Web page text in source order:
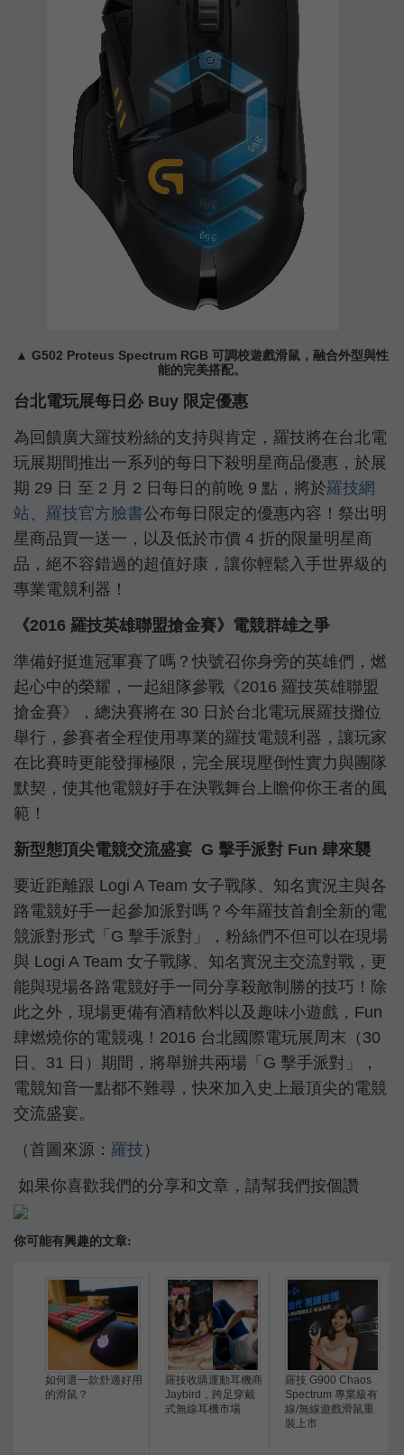
▲ G502 Proteus Spectrum RGB 可調校遊戲滑鼠，融合外型與性
能的完美搭配。
台北電玩展每日必 Buy 限定優惠
為回饋廣大羅技粉絲的支持與肯定，羅技將在台北電
玩展期間推出一系列的每日下殺明星商品優惠，於展
期 29 日 至 2 月 2 日每日的前晚 9 點，將於羅技網
站
羅技官方臉書公布每日限定的優惠內容！祭出明
星商品買一送一，以及低於市價 4 折的限量明星商
品，絕不容錯過的超值好康，讓你輕鬆入手世界級的
專業電競利器！
《2016 羅技英雄聯盟搶金賽》電競群雄之爭
準備好挺進冠軍賽了嗎？快號召你身旁的英雄們，燃
起心中的榮耀，一起組隊參戰《2016 羅技英雄聯盟
搶金賽》，總決賽將在 30 日於台北電玩展羅技攤位
舉行，參賽者全程使用專業的羅技電競利器，讓玩家
在比賽時更能發揮極限，完全展現壓倒性實力與團隊
默契，使其他電競好手在決戰舞台上瞻仰你王者的風
範！
新型態頂尖電競交流盛宴 G 擊手派對 Fun 肆來襲
要近距離跟 Logi A Team 女子戰隊、知名實況主與各
路電競好手一起參加派對嗎？今年羅技首創全新的電
競派對形式「G 擊手派對」，粉絲們不但可以在現場
與 Logi A Team 女子戰隊、知名實況主交流對戰，更
能與現場各路電競好手一同分享殺敵制勝的技巧！除
此之外，現場更備有酒精飲料以及趣味小遊戲，Fun
肆燃燒你的電競魂！2016 台北國際電玩展周末（30
日、31 日）期間，將舉辦共兩場「G 擊手派對」，
電競知音一點都不難尋，快來加入史上最頂尖的電競
交流盛宴。
（首圖來源： 羅技 ）
如果你喜歡我們的分享和文章，請幫我們按個讚
你可能有興趣的文章:
如何選一款舒適好用
的滑鼠？
羅技收購運動耳機商
Jaybird，跨足穿戴
式無線耳機市場
羅技 G900 Chaos
Spectrum 專業級有
線/無線遊戲滑鼠重
裝上市